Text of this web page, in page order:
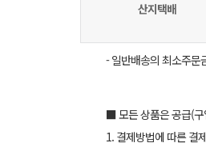
산지택배
- 일반배송의 최소주문
■ 모든 상품은 공급(구
1. 결제방법에 따른 결